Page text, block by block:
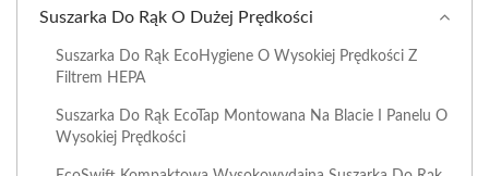
Suszarka Do Rąk O Dużej Prędkości
Suszarka Do Rąk EcoHygiene O Wysokiej Prędkości Z
Filtrem HEPA
Suszarka Do Rąk EcoTap Montowana Na Blacie I Panelu O
Wysokiej Prędkości